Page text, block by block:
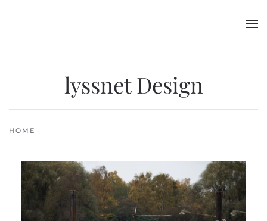
lyssnet Design
HOME